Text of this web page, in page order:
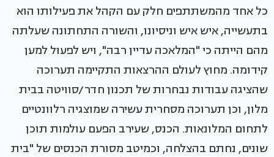
כל אחד מהמשתתפים חלק עם הקהל את פעילותו הוא
בתעשייה, איש איש וניסיונו, והשורה התחתונה שעלתה
מהם הייתה כי "המלאכה עדיין רבה", ויש לפעול למען
קידומה. מחוץ לעולם ההרצאות התקיימה תערוכה
שהציגה עבודות נבחרות של תכנון חדר/סוויטה בבית
מלון, וכן תערוכה מסחרית עשירה שמוצגיה רלוונטיים
לתחום המלונאות. הכנס, שעירב הפעם עולמות תוכן
שונים, נחתם בהצלחה, וכמיטב מסורת הכנסים של "בית